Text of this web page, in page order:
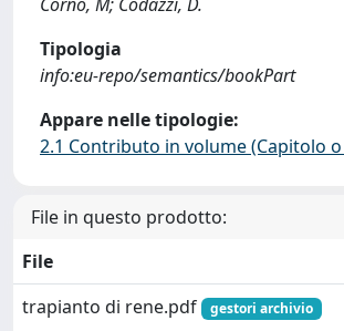
Tipologia
info:eu-repo/semantics/bookPart
Appare nelle tipologie:
2.1 Contributo in volume (Capitolo
File in questo prodotto:
File
trapianto di rene.pdf
gestori archivio